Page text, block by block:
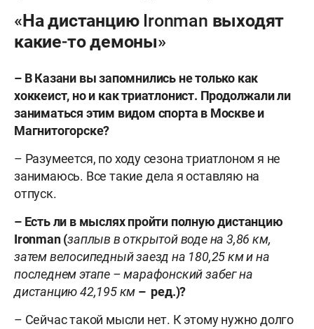
«На дистанцию Ironman выходят
какие-то демоны»
– В Казани вы запомнились не только как
хоккеист, но и как триатлонист. Продолжали ли
заниматься этим видом спорта в Москве и
Магнитогорске?
– Разумеется, по ходу сезона триатлоном я не
занимаюсь. Все такие дела я оставляю на
отпуск.
– Есть ли в мыслях пройти полную дистанцию
Ironman (заплыв в открытой воде на 3,86 км,
затем велосипедный заезд на 180,25 км и на
последнем этапе – марафонский забег на
дистанцию 42,195 км – ред.)?
– Сейчас такой мысли нет. К этому нужно долго